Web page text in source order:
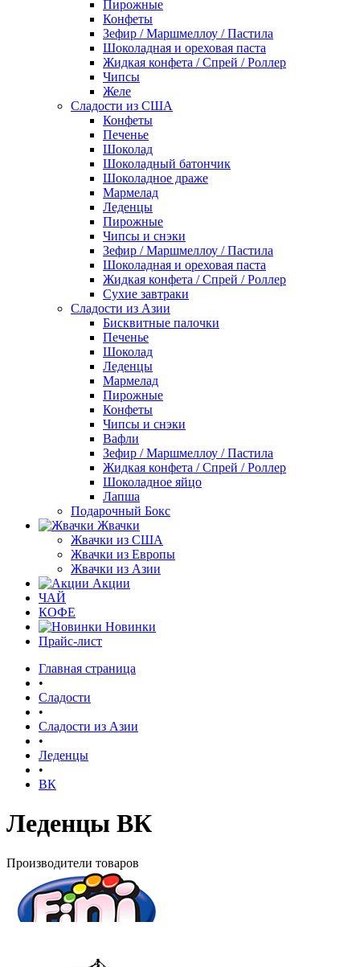
Пирожные
Конфеты
Зефир / Маршмеллоу / Пастила
Шоколадная и ореховая паста
Жидкая конфета / Спрей / Роллер
Чипсы
Желе
Сладости из США
Конфеты
Печенье
Шоколад
Шоколадный батончик
Шоколадное драже
Мармелад
Леденцы
Пирожные
Чипсы и снэки
Зефир / Маршмеллоу / Пастила
Шоколадная и ореховая паста
Жидкая конфета / Спрей / Роллер
Сухие завтраки
Сладости из Азии
Бисквитные палочки
Печенье
Шоколад
Леденцы
Мармелад
Пирожные
Конфеты
Чипсы и снэки
Вафли
Зефир / Маршмеллоу / Пастила
Жидкая конфета / Спрей / Роллер
Шоколадное яйцо
Лапша
Подарочный Бокс
Жвачки
Жвачки из США
Жвачки из Европы
Жвачки из Азии
Акции
ЧАЙ
КОФЕ
Новинки
Прайс-лист
Главная страница
•
Сладости
•
Сладости из Азии
•
Леденцы
•
ВК
Леденцы ВК
Производители товаров